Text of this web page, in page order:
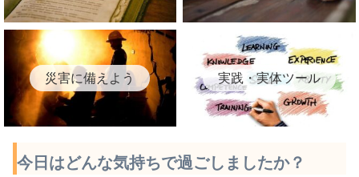
災害に備えよう 実践・実体ツール
今日はどんな気持ちで過ごしましたか？